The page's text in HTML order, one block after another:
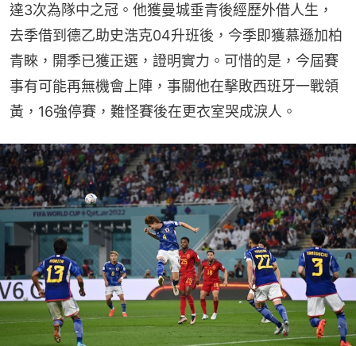
達3次為隊中之冠。他獲曼城垂青後經歷外借人生，
去季借到德乙助史浩克04升班後，今季即獲慕遜加柏
青睞，開季已獲正選，證明實力。可惜的是，今屆賽
事有可能再無機會上陣，事關他在擊敗西班牙一戰領
黃，16強停賽，難怪賽後在更衣室哭成淚人。